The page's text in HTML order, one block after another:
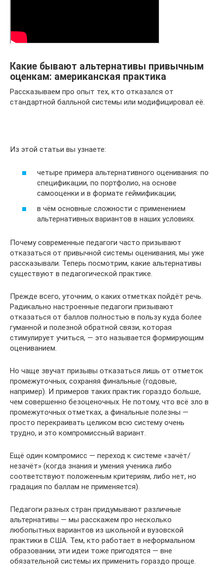
Какие бывают альтернативы привычным
оценкам: американская практика
Рассказываем про опыт тех, кто отказался от
стандартной балльной системы или модифицировал её.
Из этой статьи вы узнаете:
четыре примера альтернативного оценивания: по
спецификации, по портфолио, на основе
самооценки и в формате геймификации;
в чём основные сложности с применением
альтернативных вариантов в наших условиях.
Почему современные педагоги часто призывают
отказаться от привычной системы оценивания, мы уже
рассказывали. Теперь посмотрим, какие альтернативы
существуют в педагогической практике.
Прежде всего, уточним, о каких отметках пойдёт речь.
Радикально настроенные педагоги призывают
отказаться от баллов полностью в пользу куда более
гуманной и полезной обратной связи, которая
стимулирует учиться, — это называется формирующим
оцениванием.
Но чаще звучат призывы отказаться лишь от отметок
промежуточных, сохраняя финальные (годовые,
например). И примеров таких практик гораздо больше,
чем совершенно безоценочных. Не потому, что всё зло в
промежуточных отметках, а финальные полезны —
просто перекраивать целиком всю систему очень
трудно, и это компромиссный вариант.
Ещё один компромисс — переход к системе «зачёт/
незачёт» (когда знания и умения ученика либо
соответствуют положенным критериям, либо нет, но
градация по баллам не применяется).
Педагоги разных стран придумывают различные
альтернативы — мы расскажем про несколько
любопытных вариантов из школьной и вузовской
практики в США. Тем, кто работает в неформальном
образовании, эти идеи тоже пригодятся — вне
обязательной системы их применить гораздо проще.